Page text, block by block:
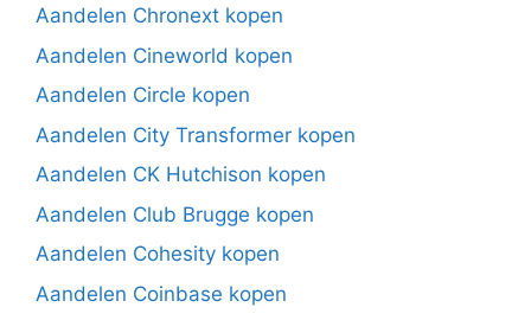
Aandelen Chronext kopen
Aandelen Cineworld kopen
Aandelen Circle kopen
Aandelen City Transformer kopen
Aandelen CK Hutchison kopen
Aandelen Club Brugge kopen
Aandelen Cohesity kopen
Aandelen Coinbase kopen